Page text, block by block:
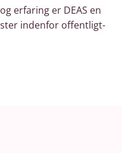
erfaring er DEAS en
indenfor offentligt-